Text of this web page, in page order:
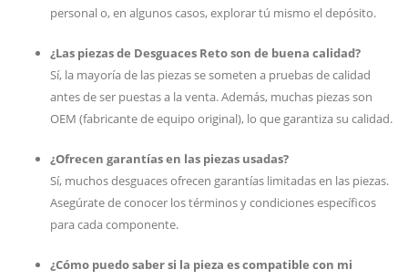
personal o, en algunos casos, explorar tú mismo el depósito.
¿Las piezas de Desguaces Reto son de buena calidad?
Sí, la mayoría de las piezas se someten a pruebas de calidad
antes de ser puestas a la venta. Además, muchas piezas son
OEM (fabricante de equipo original), lo que garantiza su calidad.
¿Ofrecen garantías en las piezas usadas?
Sí, muchos desguaces ofrecen garantías limitadas en las piezas.
Asegúrate de conocer los términos y condiciones específicos
para cada componente.
¿Cómo puedo saber si la pieza es compatible con mi